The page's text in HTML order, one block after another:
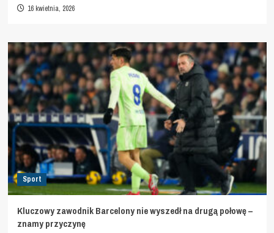
16 kwietnia, 2026
Sport
Kluczowy zawodnik Barcelony nie wyszedł na drugą połowę –
znamy przyczynę